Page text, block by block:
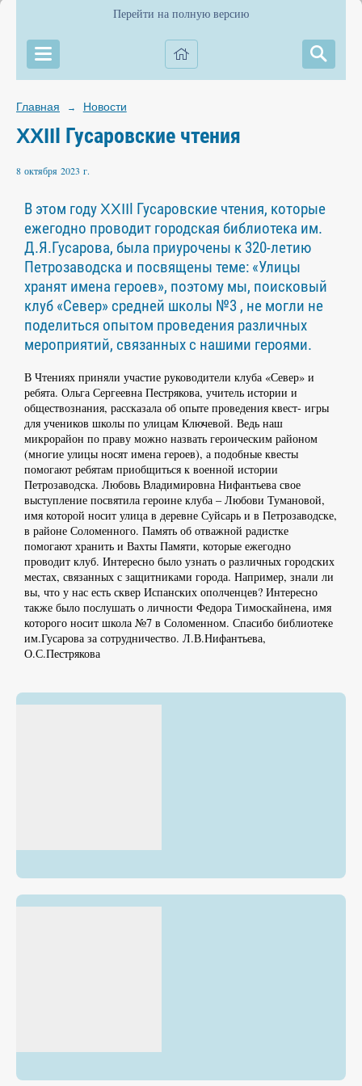
Перейти на полную версию
Главная → Новости
ΧΧΙΙI Гусаровские чтения
8 октября 2023 г.
В этом году ΧΧΙΙI Гусаровские чтения, которые
ежегодно проводит городская библиотека им.
Д.Я.Гусарова, была приурочены к 320-летию
Петрозаводска и посвящены теме: «Улицы
хранят имена героев», поэтому мы, поисковый
клуб «Север» средней школы №3 , не могли не
поделиться опытом проведения различных
мероприятий, связанных с нашими героями.
В Чтениях приняли участие руководители клуба «Север» и
ребята. Ольга Сергеевна Пестрякова, учитель истории и
обществознания, рассказала об опыте проведения квест- игры
для учеников школы по улицам Ключевой. Ведь наш
микрорайон по праву можно назвать героическим районом
(многие улицы носят имена героев), а подобные квесты
помогают ребятам приобщиться к военной истории
Петрозаводска. Любовь Владимировна Нифантьева свое
выступление посвятила героине клуба – Любови Тумановой,
имя которой носит улица в деревне Суйсарь и в Петрозаводске,
в районе Соломенного. Память об отважной радистке
помогают хранить и Вахты Памяти, которые ежегодно
проводит клуб. Интересно было узнать о различных городских
местах, связанных с защитниками города. Например, знали ли
вы, что у нас есть сквер Испанских ополченцев? Интересно
также было послушать о личности Федора Тимоскайнена, имя
которого носит школа №7 в Соломенном. Спасибо библиотеке
им.Гусарова за сотрудничество. Л.В.Нифантьева,
О.С.Пестрякова